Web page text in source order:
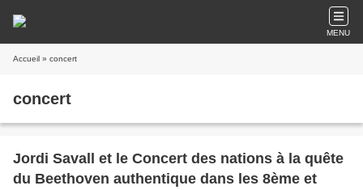
MENU
Accueil » concert
concert
Jordi Savall et le Concert des nations à la quête
du Beethoven authentique dans les 8ème et